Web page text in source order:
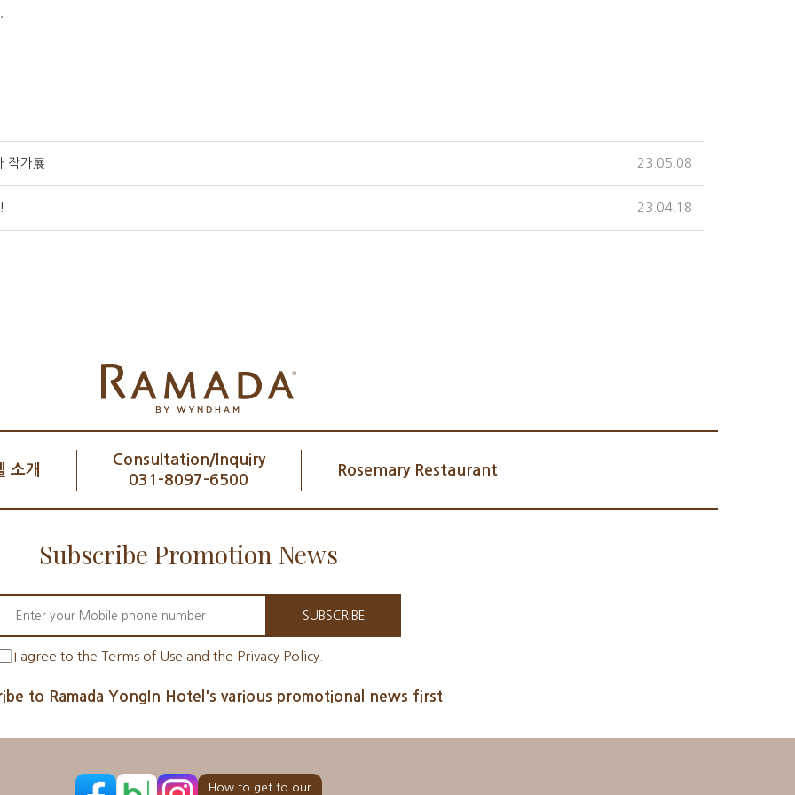
작가展 23.05.08
23.04.18
소개
Consultation/Inquiry
031-8097-6500
Rosemary Restaurant
Subscribe Promotion News
SUBSCRIBE
I agree to the Terms of Use and the Privacy Policy.
to Ramada YongIn Hotel's various promotional news first
How to get to our